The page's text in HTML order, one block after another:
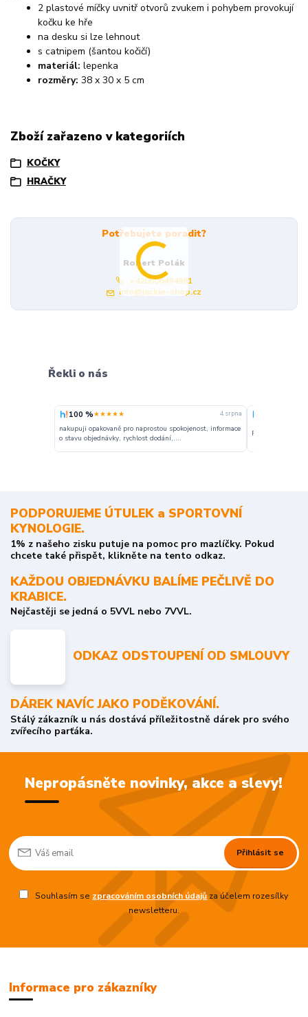
2 plastové míčky uvnitř otvorů zvukem i pohybem provokují
kočku ke hře
na desku si lze lehnout
s catnipem (šantou kočičí)
materiál: lepenka
rozměry: 38 x 30 x 5 cm
Zboží zařazeno v kategoriích
KOČKY
HRAČKY
Potřebujete poradit?
Robert Polák
+420606494961
info@jackie-shop.cz
Řekli o nás
100 %★★★★★ 4. srpna
nakupuji opakovaně pro naprostou spokojenost, informace
o stavu objednávky, rychlost dodání,....
Perfektní
PODPORUJEME ÚTULEK a SPORTOVNÍ
KYNOLOGIE.
1% z našeho zisku putuje na pomoc pro mazlíčky. Pokud
chcete také přispět, klikněte na tento odkaz.
KAŽDOU OBJEDNÁVKU BALÍME PEČLIVĚ DO
KRABICE.
Nejčastěji se jedná o 5VVL nebo 7VVL.
ODKAZ ODSTOUPENÍ OD SMLOUVY
DÁREK NAVÍC JAKO PODĚKOVÁNÍ.
Stálý zákazník u nás dostává příležitostně dárek pro svého
zvířecího parťáka.
Nepropásněte novinky, akce a slevy!
Přihlásit se
Souhlasím se zpracováním osobních údajůza účelem rozesílky
newsletteru.
Informace pro zákazníky